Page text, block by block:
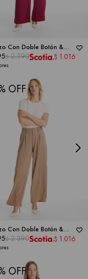
Con Doble Botón &
Elástica -DICTIONARY
$ 2.390 $ 1.016
Con Doble Botón &
Elástica -DICTIONARY
$ 2.390 $ 1.016